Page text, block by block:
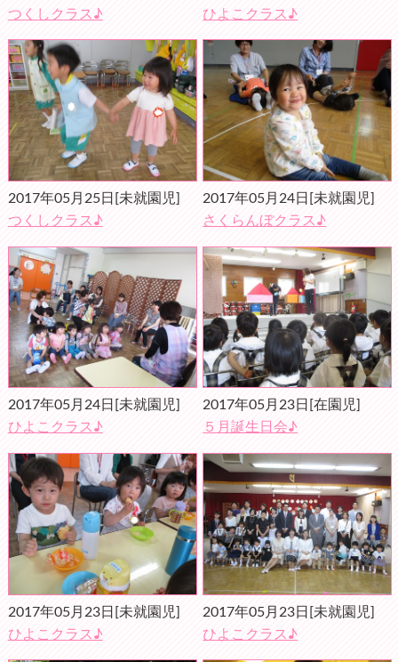
つくしクラス♪ ひよこクラス♪
2017年05月25日 [未就園児]
つくしクラス♪
2017年05月24日 [未就園児]
さくらんぼクラス♪
2017年05月24日 [未就園児]
ひよこクラス♪
2017年05月23日 [在園児]
５月誕生日会♪
2017年05月23日 [未就園児]
ひよこクラス♪
2017年05月23日 [未就園児]
ひよこクラス♪